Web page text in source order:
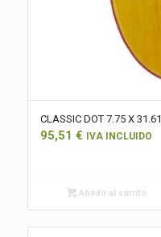
CLASSIC DOT 7.75 X 31.61
95,51 € IVA INCLUIDO
Añadir al carrito